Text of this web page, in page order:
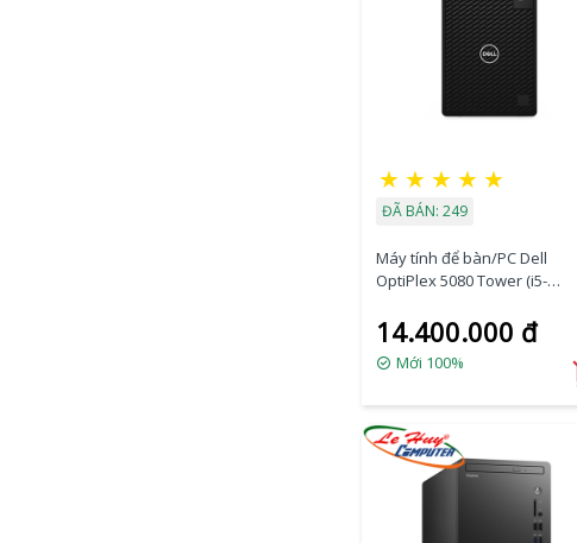
★ ★ ★ ★ ★
ĐÃ BÁN: 249
Máy tính để bàn/PC Dell
OptiPlex 5080 Tower (i5-
HDD/DVDRW/K+M/Ubuntu)
(70228812)
14.400.000 đ
Mới 100%